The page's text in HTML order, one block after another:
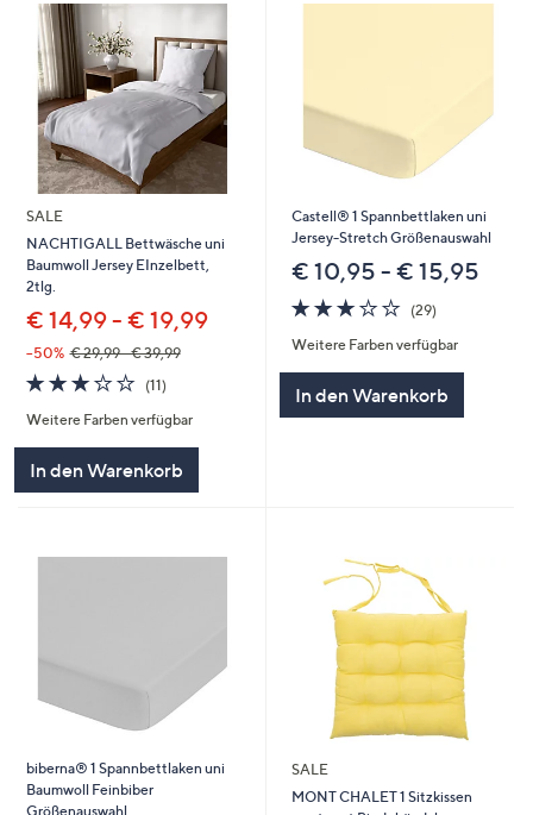
SALE
NACHTIGALL Bettwäsche uni
Baumwoll Jersey EInzelbett,
2tlg.
€ 14,99 - € 19,99
--50% € 29,99 - € 39,99
3.2
von
5
(11)
Weitere Farben verfügbar
In den Warenkorb
Castell® 1 Spannbettlaken uni
Jersey-Stretch Größenauswahl
€ 10,95 - € 15,95
3.1
von
5
(29)29
Weitere Farben verfügbar
In den Warenkorb
biberna® 1 Spannbettlaken uni
Baumwoll Feinbiber
Größenauswahl
SALE
MONT CHALET 1 Sitzkissen